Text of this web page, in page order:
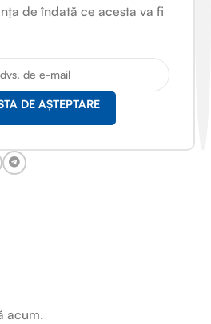
de îndată ce acesta va fi
DE AȘTEPTARE
acum.